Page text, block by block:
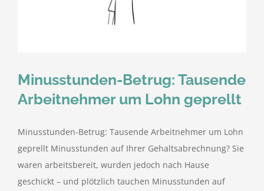
Blog
Minusstunden-Betrug: Tausende
Arbeitnehmer um Lohn geprellt
Minusstunden-Betrug: Tausende Arbeitnehmer um Lohn
geprellt Minusstunden auf Ihrer Gehaltsabrechnung? Sie
waren arbeitsbereit, wurden jedoch nach Hause
geschickt – und plötzlich tauchen Minusstunden auf